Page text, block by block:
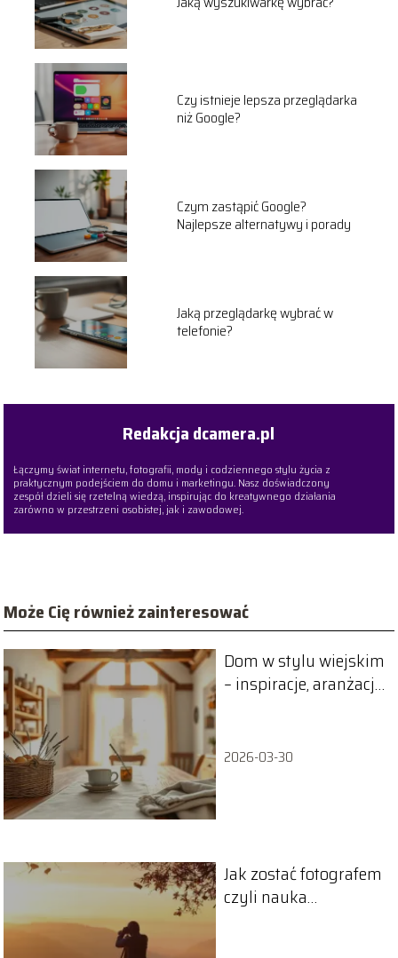
Czy istnieje lepsza przeglądarka
niż Google?
Czym zastąpić Google?
Najlepsze alternatywy i porady
Jaką przeglądarkę wybrać w
telefonie?
Redakcja dcamera.pl
Łączymy świat internetu, fotografii, mody i codziennego stylu życia z
praktycznym podejściem do domu i marketingu. Nasz doświadczony
zespół dzieli się rzetelną wiedzą, inspirując do kreatywnego działania
zarówno w przestrzeni osobistej, jak i zawodowej.
Może Cię również zainteresować
Dom w stylu wiejskim
– inspiracje, aranżacja,
2026-03-30
Jak zostać fotografem
czyli nauka